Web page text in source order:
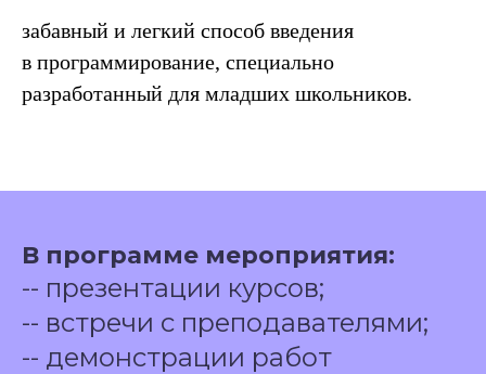
забавный и легкий способ введения
в программирование, специально
разработанный для младших школьников.
В программе мероприятия:
-- презентации курсов;
-- встречи с преподавателями;
-- демонстрации работ